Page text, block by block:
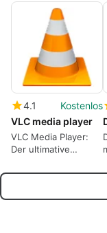
4.1
Kostenlos
VLC media player
VLC Media Player:
Der ultimative
Mediaplayer